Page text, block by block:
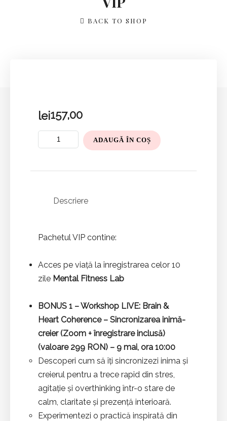
BACK TO SHOP
lei157,00
ADAUGĂ ÎN COȘ
Descriere
Pachetul VIP contine:
Acces pe viață la înregistrarea celor 10
zile Mental Fitness Lab
BONUS 1 – Workshop LIVE: Brain &
Heart Coherence – Sincronizarea inimă-
creier (Zoom + înregistrare inclusă)
(valoare 299 RON) – 9 mai, ora 10:00
Descoperi cum să îți sincronizezi inima și
creierul pentru a trece rapid din stres,
agitație și overthinking într-o stare de
calm, claritate și prezență interioară.
Experimentezi o practică inspirată din